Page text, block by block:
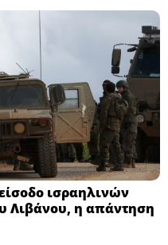
ισραηλινών
Λιβάνου, η απάντηση